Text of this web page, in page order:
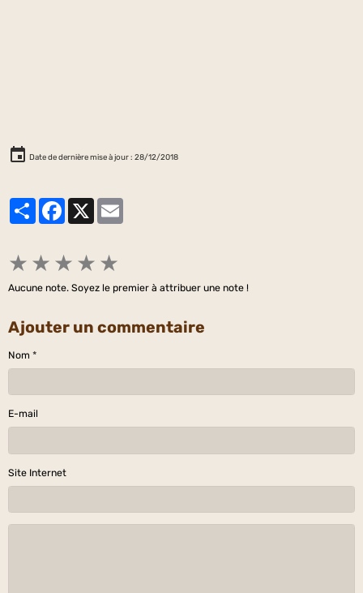
Date de dernière mise à jour : 28/12/2018
PartagerFacebook
★ ★ ★ ★ ★
Aucune note. Soyez le premier à attribuer une note !
Ajouter un commentaire
Nom
E-mail
Site Internet